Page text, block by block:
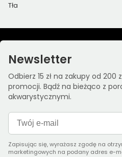
Tła
Newsletter
Odbierz 15 zł na zakupy od 200
promocji. Bądź na bieżąco z
akwarystycznymi.
Zapisując się, wyrażasz zgodę na
marketingowych na podany adres e-